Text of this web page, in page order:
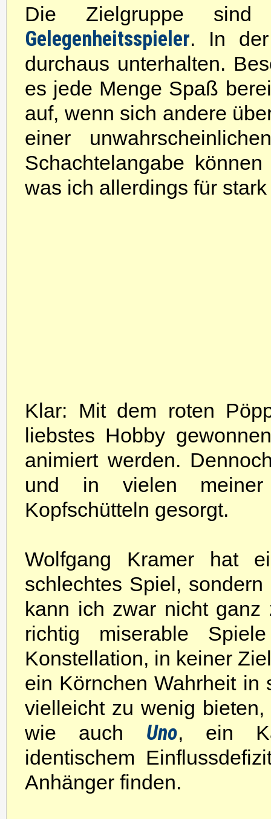
Die Zielgruppe
Gelegenheitsspieler. In
durchaus unterhalten.
es jede Menge Spaß
auf, wenn sich andere
einer
Schachtelangabe
was ich allerdings für
Klar: Mit dem roten
liebstes Hobby
animiert werden.
und in vielen meiner
Kopfschütteln gesorgt.
Wolfgang Kramer hat
schlechtes Spiel,
kann ich zwar nicht ganz
richtig miserable
Konstellation, in keiner
ein Körnchen Wahrheit
vielleicht zu wenig
wie auch Uno, ein
identischem
Anhänger finden.